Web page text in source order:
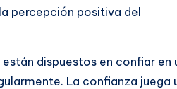
percepción positiva del
dispuestos en confiar en
La confianza juega